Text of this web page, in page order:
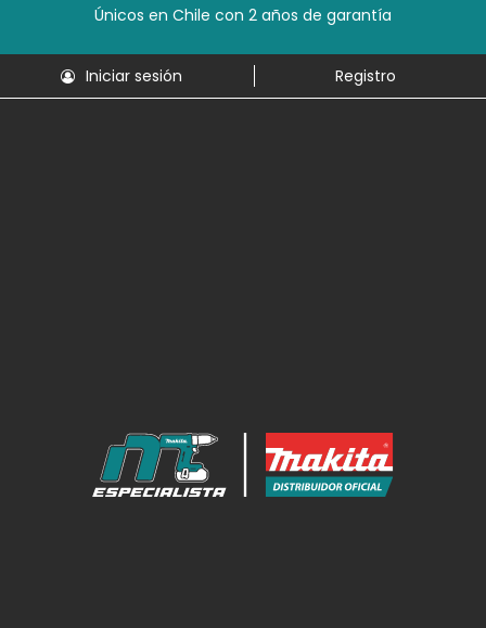
Únicos en Chile con 2 años de garantía
Iniciar sesión Registro